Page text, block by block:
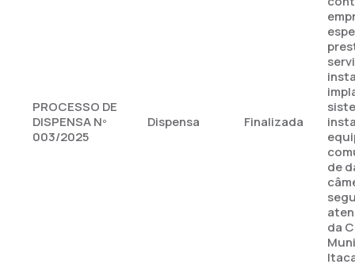
PROCESSO DE
DISPENSA Nº
003/2025
Dispensa Finalizada
de
da